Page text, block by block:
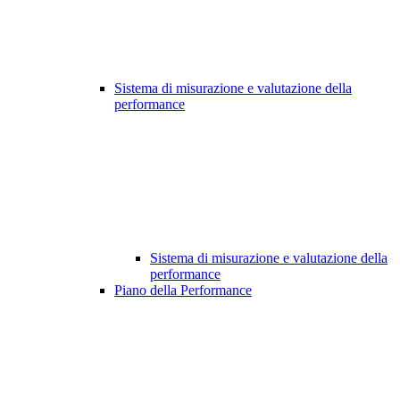
Sistema di misurazione e valutazione della
performance
Sistema di misurazione e valutazione della
performance
Piano della Performance